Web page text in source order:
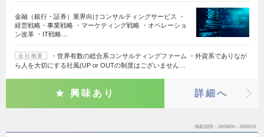
金融（銀行・証券）業界向けコンサルティングサービス ・
経営戦略・事業戦略 ・マーケティング戦略 ・オペレーショ
ン改革 ・IT戦略…
会社概要
・世界有数の総合系コンサルティングファーム ・外資系でありなが
ら人を大切にする社風(UP or OUTの制度はございません…
興味あり 詳細へ
掲載期間 26/08/06～26/08/19